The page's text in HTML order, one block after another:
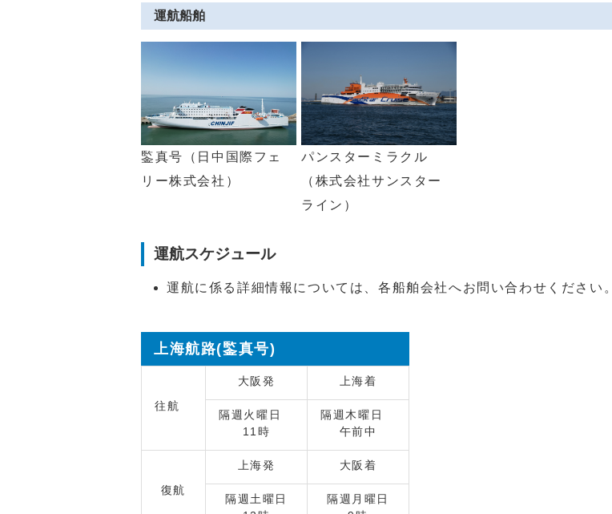
運航船舶
鍳真号（日中国際フェ
リー株式会社）
パンスターミラクル
（株式会社サンスター
ライン）
運航スケジュール
運航に係る詳細情報については、各船舶会社へお問い合わせください。
上海航路(鍳真号)
往航
大阪発 上海着
隔週火曜日
11時
隔週木曜日
午前中
復航
上海発 大阪着
隔週土曜日
隔週月曜日